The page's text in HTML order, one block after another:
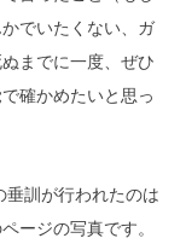
でいたくない、ガ
までに一度、ぜひ
確かめたいと思っ
垂訓が行われたのは
ージの写真です。